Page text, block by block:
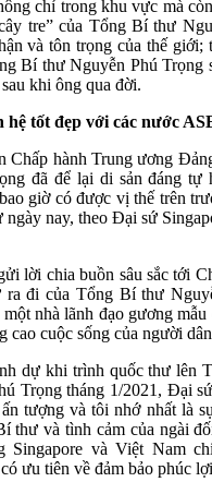
chỉ trong khu vực mà
tre” của Tổng Bí thư
và tôn trọng của thế giới;
Bí thư Nguyễn Phú Trọng
khi ông qua đời.
hệ tốt đẹp với các nước
Chấp hành Trung ương
đã để lại di sản đáng tự
giờ có được vị thế trên
ngày nay, theo Đại sứ
lời chia buồn sâu sắc tới
ra đi của Tổng Bí thư
nhà lãnh đạo gương
cao cuộc sống của người
dự khi trình quốc thư lên
Trọng tháng 1/2021, Đại
tượng và tôi nhớ nhất là
thư và tình cảm của ngài
Singapore và Việt Nam
ưu tiên về đảm bảo phúc